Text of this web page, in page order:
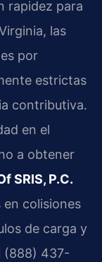
rapidez para
las
por
estrictas
contributiva.
en el
a obtener
SRIS, P.C.
en colisiones
de carga y
(888) 437-